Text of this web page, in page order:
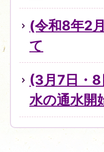
(令和8年2
て
(3月7日・
水の通水開